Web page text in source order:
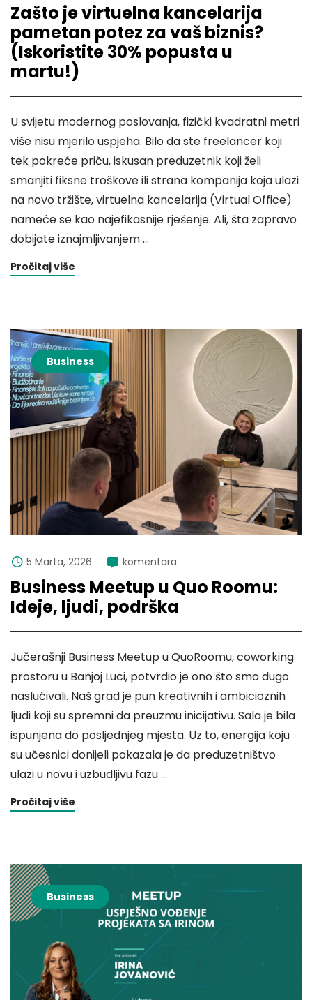
Zašto je virtuelna kancelarija
pametan potez za vaš biznis?
(Iskoristite 30% popusta u
martu!)
U svijetu modernog poslovanja, fizički kvadratni metri
više nisu mjerilo uspjeha. Bilo da ste freelancer koji
tek pokreće priču, iskusan preduzetnik koji želi
smanjiti fiksne troškove ili strana kompanija koja ulazi
na novo tržište, virtuelna kancelarija (Virtual Office)
nameće se kao najefikasnije rješenje. Ali, šta zapravo
dobijate iznajmljivanjem …
Pročitaj više
Business
5 Marta, 2026 komentara
Business Meetup u Quo Roomu:
Ideje, ljudi, podrška
Jučerašnji Business Meetup u QuoRoomu, coworking
prostoru u Banjoj Luci, potvrdio je ono što smo dugo
naslućivali. Naš grad je pun kreativnih i ambicioznih
ljudi koji su spremni da preuzmu inicijativu. Sala je bila
ispunjena do posljednjeg mjesta. Uz to, energija koju
su učesnici donijeli pokazala je da preduzetništvo
ulazi u novu i uzbudljivu fazu …
Pročitaj više
Business